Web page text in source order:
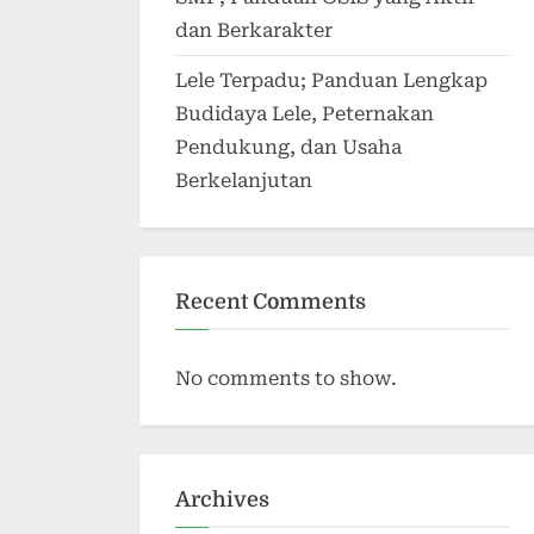
dan Berkarakter
Lele Terpadu; Panduan Lengkap
Budidaya Lele, Peternakan
Pendukung, dan Usaha
Berkelanjutan
Recent Comments
No comments to show.
Archives